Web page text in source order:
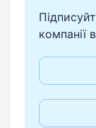
компанії